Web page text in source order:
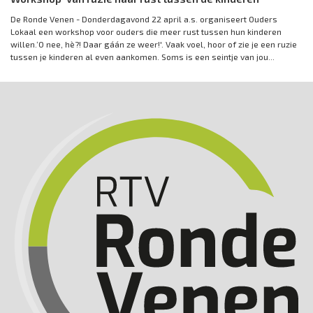
De Ronde Venen - Donderdagavond 22 april a.s. organiseert Ouders
Lokaal een workshop voor ouders die meer rust tussen hun kinderen
willen.‘O nee, hè?! Daar gáán ze weer!'. Vaak voel, hoor of zie je een ruzie
tussen je kinderen al even aankomen. Soms is een seintje van jou...